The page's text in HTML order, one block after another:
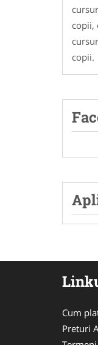
copii,
copii.
Cum
Preturi